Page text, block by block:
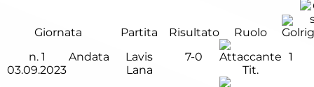
Giornata Partita Risultato
Ruolo
n. 1
03.09.2023
Andata
Lavis
Lana
7-0
Tit.
1